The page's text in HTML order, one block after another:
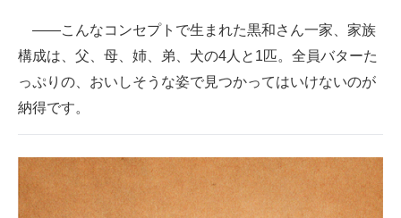
――こんなコンセプトで生まれた黒和さん一家、家族
構成は、父、母、姉、弟、犬の4人と1匹。全員バターた
っぷりの、おいしそうな姿で見つかってはいけないのが
納得です。